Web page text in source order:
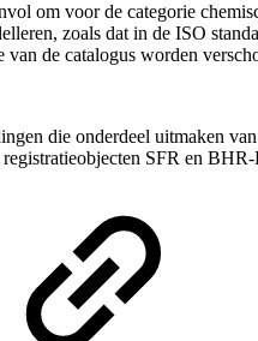
om voor de categorie
zoals dat in de ISO
de catalogus worden
die onderdeel uitmaken
SFR en